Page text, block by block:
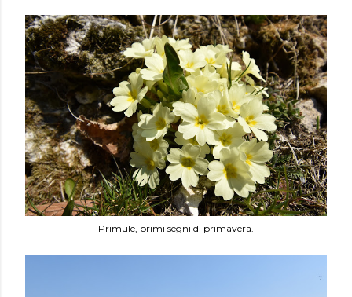
Primule, primi segni di primavera.